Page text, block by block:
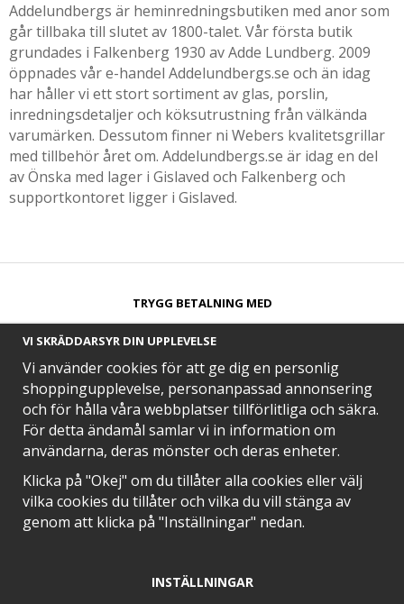
Addelundbergs är heminredningsbutiken med anor som
går tillbaka till slutet av 1800-talet. Vår första butik
grundades i Falkenberg 1930 av Adde Lundberg. 2009
öppnades vår e-handel Addelundbergs.se och än idag
har håller vi ett stort sortiment av glas, porslin,
inredningsdetaljer och köksutrustning från välkända
varumärken. Dessutom finner ni Webers kvalitetsgrillar
med tillbehör året om. Addelundbergs.se är idag en del
av Önska med lager i Gislaved och Falkenberg och
supportkontoret ligger i Gislaved.
TRYGG BETALNING MED​
SNABB LEVERANS MED
EN DEL AV
VI SKRÄDDARSYR DIN UPPLEVELSE
Vi använder cookies för att ge dig en personlig
shoppingupplevelse, personanpassad annonsering
och för hålla våra webbplatser tillförlitliga och säkra.
För detta ändamål samlar vi in information om
användarna, deras mönster och deras enheter.
Klicka på "Okej" om du tillåter alla cookies eller välj
vilka cookies du tillåter och vilka du vill stänga av
genom att klicka på "Inställningar" nedan.
INSTÄLLNINGAR